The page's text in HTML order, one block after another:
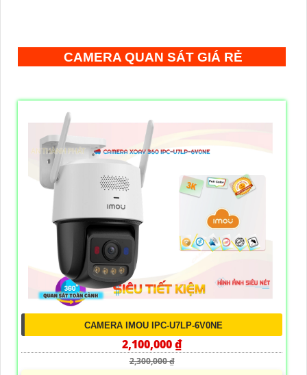
CAMERA QUAN SÁT GIÁ RẺ
CAMERA IMOU IPC-U7LP-6V0NE
2,100,000 ₫
2,300,000 ₫